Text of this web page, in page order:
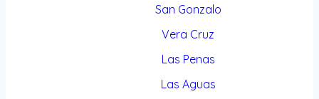
San Gonzalo
Vera Cruz
Las Penas
Las Aguas